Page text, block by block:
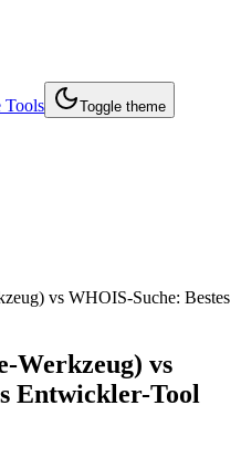
Tools Toggle theme
vs WHOIS-Suche: Bestes
Werkzeug) vs
Entwickler-Tool